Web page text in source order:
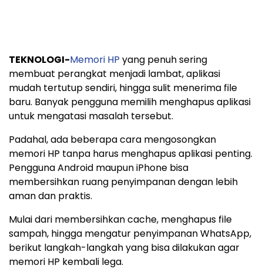
TEKNOLOGI-Memori HP yang penuh sering
membuat perangkat menjadi lambat, aplikasi
mudah tertutup sendiri, hingga sulit menerima file
baru. Banyak pengguna memilih menghapus aplikasi
untuk mengatasi masalah tersebut.
Padahal, ada beberapa cara mengosongkan
memori HP tanpa harus menghapus aplikasi penting.
Pengguna Android maupun iPhone bisa
membersihkan ruang penyimpanan dengan lebih
aman dan praktis.
Mulai dari membersihkan cache, menghapus file
sampah, hingga mengatur penyimpanan WhatsApp,
berikut langkah-langkah yang bisa dilakukan agar
memori HP kembali lega.